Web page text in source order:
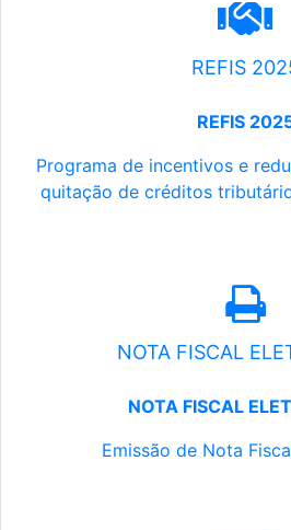
REFIS
REFIS
Programa de incentivos e
quitação de créditos
NOTA FISCAL
NOTA FISCAL
Emissão de Nota